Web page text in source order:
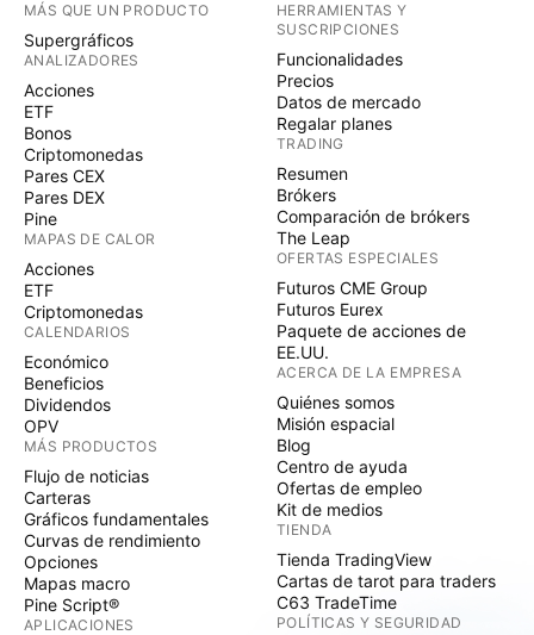
MÁS QUE UN PRODUCTO
Supergráficos
ANALIZADORES
Acciones
ETF
Bonos
Criptomonedas
Pares CEX
Pares DEX
Pine
MAPAS DE CALOR
Acciones
ETF
Criptomonedas
CALENDARIOS
Económico
Beneficios
Dividendos
OPV
MÁS PRODUCTOS
Flujo de noticias
Carteras
Gráficos fundamentales
Curvas de rendimiento
Opciones
Mapas macro
Pine Script®
APLICACIONES
HERRAMIENTAS Y
SUSCRIPCIONES
Funcionalidades
Precios
Datos de mercado
Regalar planes
TRADING
Resumen
Brókers
Comparación de brókers
The Leap
OFERTAS ESPECIALES
Futuros CME Group
Futuros Eurex
Paquete de acciones de
EE.UU.
ACERCA DE LA EMPRESA
Quiénes somos
Misión espacial
Blog
Centro de ayuda
Ofertas de empleo
Kit de medios
TIENDA
Tienda TradingView
Cartas de tarot para traders
C63 TradeTime
POLÍTICAS Y SEGURIDAD